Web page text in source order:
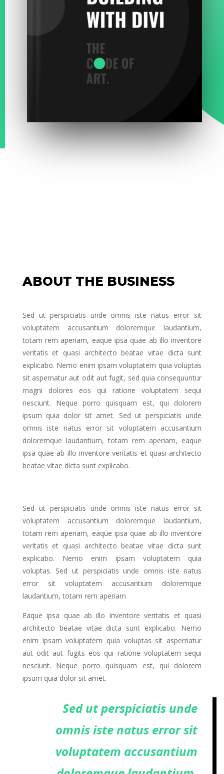
ABOUT THE BUSINESS
Sed ut perspiciatis unde omnis iste natus error sit
voluptatem accusantium doloremque laudantium,
totam rem aperiam, eaque ipsa quae ab illo inventore
veritatis et quasi architecto beatae vitae dicta sunt
explicabo. Nemo enim ipsam voluptatem quia voluptas
sit aspernatur aut odit aut fugit, sed quia consequuntur
magni dolores eos qui ratione voluptatem sequi
nesciunt. Neque porro quisquam est, qui dolorem
ipsum quia dolor sit amet. Sed ut perspiciatis unde
omnis iste natus error sit voluptatem accusantium
doloremque laudantium, totam rem aperiam, eaque
ipsa quae ab illo inventore veritatis et quasi architecto
beatae vitae dicta sunt explicabo.
Sed ut perspiciatis unde omnis iste natus error sit
voluptatem accusantium doloremque laudantium,
totam rem aperiam, eaque ipsa quae ab illo inventore
veritatis et quasi architecto beatae vitae dicta sunt
explicabo. Nemo enim ipsam voluptatem quia
voluptas. Sed ut perspiciatis unde omnis iste natus
error sit voluptatem accusantium doloremque
laudantium, totam rem aperiam
Eaque ipsa quae ab illo inventore veritatis et quasi
architecto beatae vitae dicta sunt explicabo. Nemo
enim ipsam voluptatem quia voluptas sit aspernatur
aut odit aut fugits eos qui ratione voluptatem sequi
nesciunt. Neque porro quisquam est, qui dolorem
ipsum quia dolor sit amet.
Sed ut perspiciatis unde
omnis iste natus error sit
voluptatem accusantium